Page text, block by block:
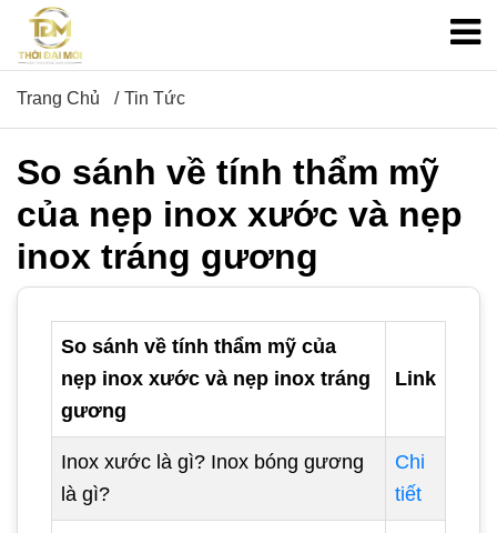
Trang Chủ Tin Tức
So sánh về tính thẩm mỹ
của nẹp inox xước và nẹp
inox tráng gương
So sánh về tính thẩm mỹ của
nẹp inox xước và nẹp inox tráng
gương
Link
Inox xước là gì? Inox bóng gương
là gì?
Chi
tiết